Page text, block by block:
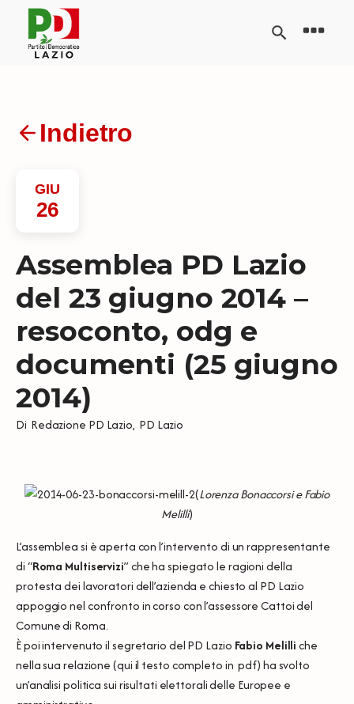
Indietro
GIU
26
Assemblea PD Lazio
del 23 giugno 2014 –
resoconto, odg e
documenti (25 giugno
2014)
Di Redazione PD Lazio, PD Lazio
(Lorenza Bonaccorsi e Fabio
Melilli)
L’assemblea si è aperta con l’intervento di un rappresentante
di “Roma Multiservizi” che ha spiegato le ragioni della
protesta dei lavoratori dell’azienda e chiesto al PD Lazio
appoggio nel confronto in corso con l’assessore Cattoi del
Comune di Roma.
È poi intervenuto il segretario del PD Lazio Fabio Melilliche
nella sua relazione (qui il testo completoin pdf) ha svolto
un’analisi politica sui risultati elettorali delle Europee e